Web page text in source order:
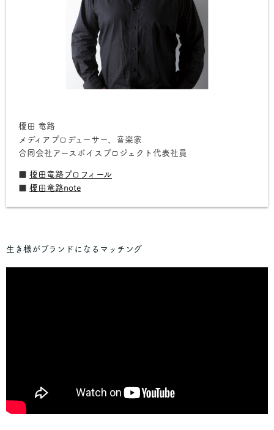
榎田 竜路
メディアプロデューサー、音楽家
合同会社アースボイスプロジェクト代表社員
■ 榎田竜路プロフィール
■ 榎田竜路note
生き様がブランドになるマッチング